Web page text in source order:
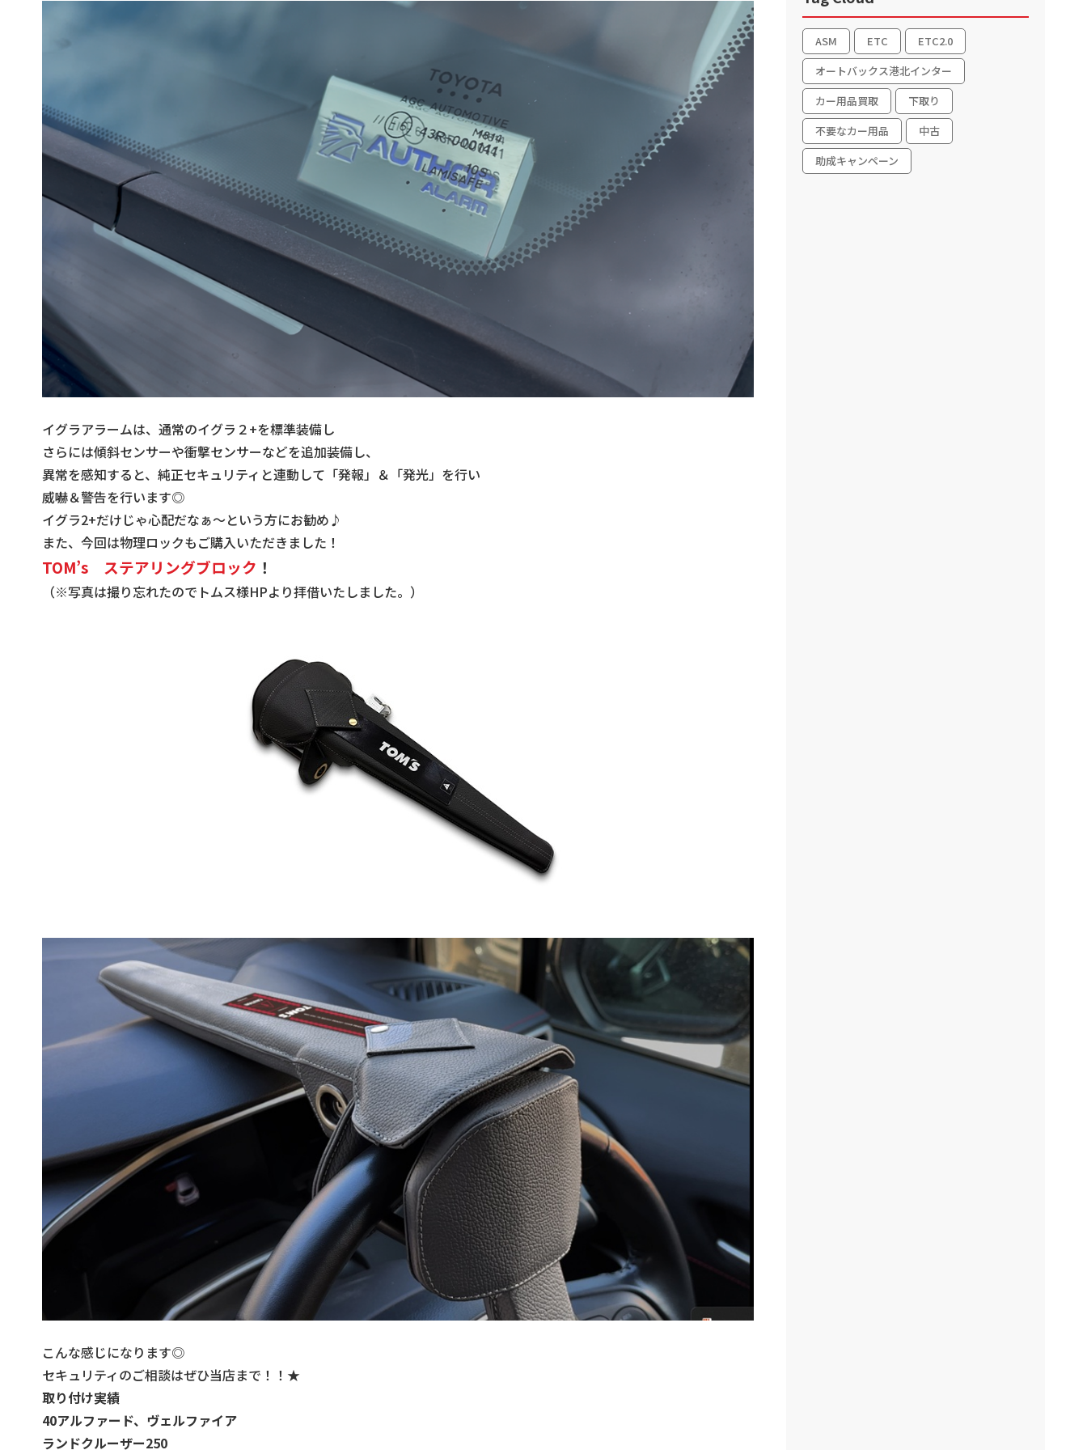
イグラアラームは、通常のイグラ２+を標準装備し
さらには傾斜センサーや衝撃センサーなどを追加装備し、
異常を感知すると、純正セキュリティと連動して「発報」＆「発光」を行い
威嚇＆警告を行います◎
イグラ2+だけじゃ心配だなぁ～という方にお勧め♪
また、今回は物理ロックもご購入いただきました！
TOM’s ステアリングブロック ！
（※写真は撮り忘れたのでトムス様HPより拝借いたしました。）
こんな感じになります◎
セキュリティのご相談はぜひ当店まで！！★
取り付け実績
40アルファード、ヴェルファイア
ランドクルーザー250
ASM ETC
ETC2.0
オートバックス港北インター
カー用品買取
下取り
不要なカー用品
中古
助成キャンペーン